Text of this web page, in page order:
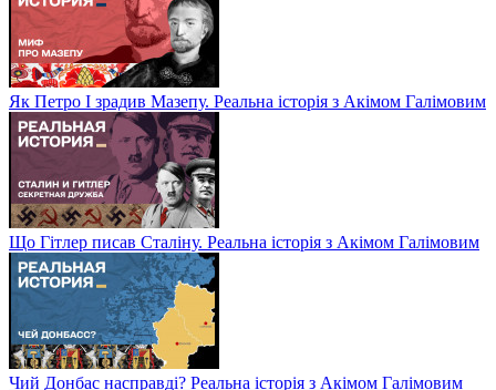
Як Петро І зрадив Мазепу. Реальна історія з Акімом Галімовим
Що Гітлер писав Сталіну. Реальна історія з Акімом Галімовим
Чий Донбас насправді? Реальна історія з Акімом Галімовим